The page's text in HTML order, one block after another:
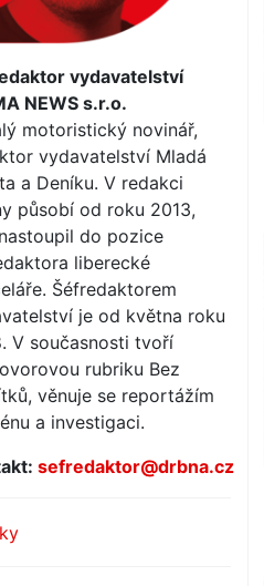
vydavatelství
NEWS s.r.o.
motoristický novinář,
vydavatelství Mladá
a Deníku. V redakci
působí od roku 2013,
do pozice
liberecké
Šéfredaktorem
je od května roku
V současnosti tvoří
rubriku Bez
věnuje se reportážím
a investigaci.
sefredaktor@drbna.cz